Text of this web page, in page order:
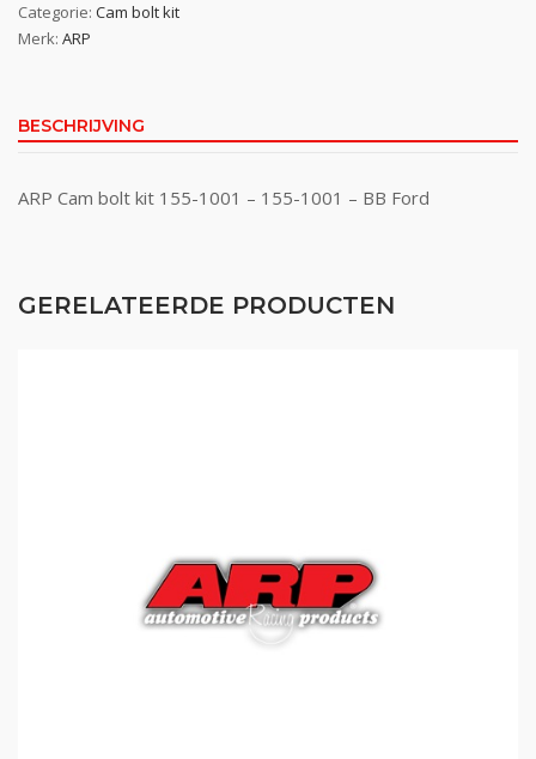
Categorie: Cam bolt kit
Merk: ARP
BESCHRIJVING
ARP Cam bolt kit 155-1001 – 155-1001 – BB Ford
GERELATEERDE PRODUCTEN